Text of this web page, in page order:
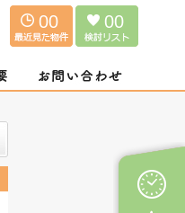
00 00